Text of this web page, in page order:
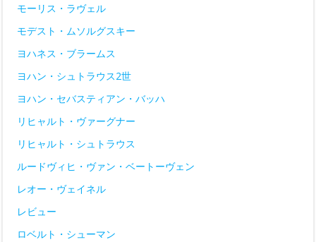
モーリス・ラヴェル
モデスト・ムソルグスキー
ヨハネス・ブラームス
ヨハン・シュトラウス2世
ヨハン・セバスティアン・バッハ
リヒャルト・ヴァーグナー
リヒャルト・シュトラウス
ルードヴィヒ・ヴァン・ベートーヴェン
レオー・ヴェイネル
レビュー
ロベルト・シューマン